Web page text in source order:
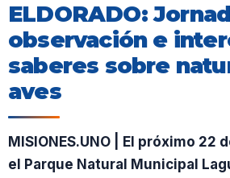
ELDORADO:
observación e
saberes sobre
aves
MISIONES.UNO | El próximo 22
el Parque Natural Municipal